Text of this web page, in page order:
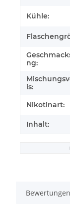
Kühle:
ng:
is:
Nikotinart:
Inhalt:
Bewertungen